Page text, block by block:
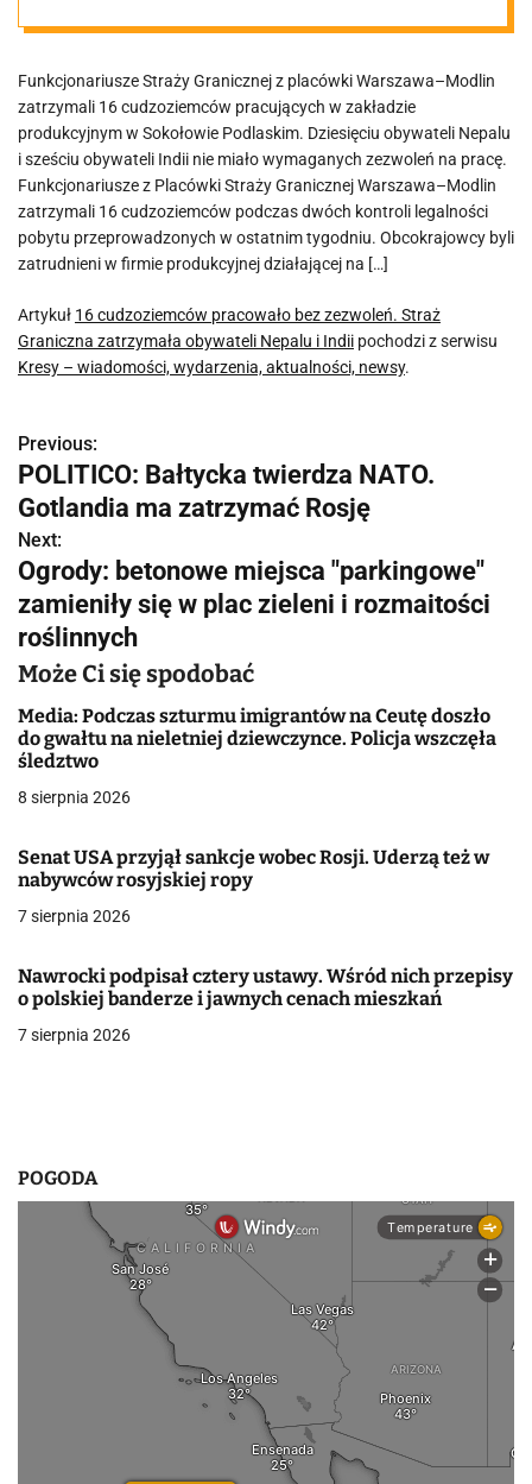
Graniczna
zatrzymała
obywateli
Nepalu i Indii
Funkcjonariusze Straży Granicznej z placówki Warszawa–Modlin
zatrzymali 16 cudzoziemców pracujących w zakładzie
produkcyjnym w Sokołowie Podlaskim. Dziesięciu obywateli Nepalu
i sześciu obywateli Indii nie miało wymaganych zezwoleń na pracę.
Funkcjonariusze z Placówki Straży Granicznej Warszawa–Modlin
zatrzymali 16 cudzoziemców podczas dwóch kontroli legalności
pobytu przeprowadzonych w ostatnim tygodniu. Obcokrajowcy byli
zatrudnieni w firmie produkcyjnej działającej na […]
Artykuł 16 cudzoziemców pracowało bez zezwoleń. Straż
Graniczna zatrzymała obywateli Nepalu i Indii pochodzi z serwisu
Kresy – wiadomości, wydarzenia, aktualności, newsy.
N
a
w
i
g
a
c
j
a
w
p
s
u
Previous:
POLITICO: Bałtycka twierdza NATO.
Gotlandia ma zatrzymać Rosję
Next:
Ogrody: betonowe miejsca "parkingowe"
zamieniły się w plac zieleni i rozmaitości
roślinnych
Może Ci się spodobać
Media: Podczas szturmu imigrantów na Ceutę doszło
do gwałtu na nieletniej dziewczynce. Policja wszczęła
śledztwo
8 sierpnia 2026
Senat USA przyjął sankcje wobec Rosji. Uderzą też w
nabywców rosyjskiej ropy
7 sierpnia 2026
Nawrocki podpisał cztery ustawy. Wśród nich przepisy
o polskiej banderze i jawnych cenach mieszkań
7 sierpnia 2026
POGODA